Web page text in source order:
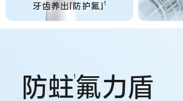
牙齿养出「防护氟」 1
防蛀1 氟力盾